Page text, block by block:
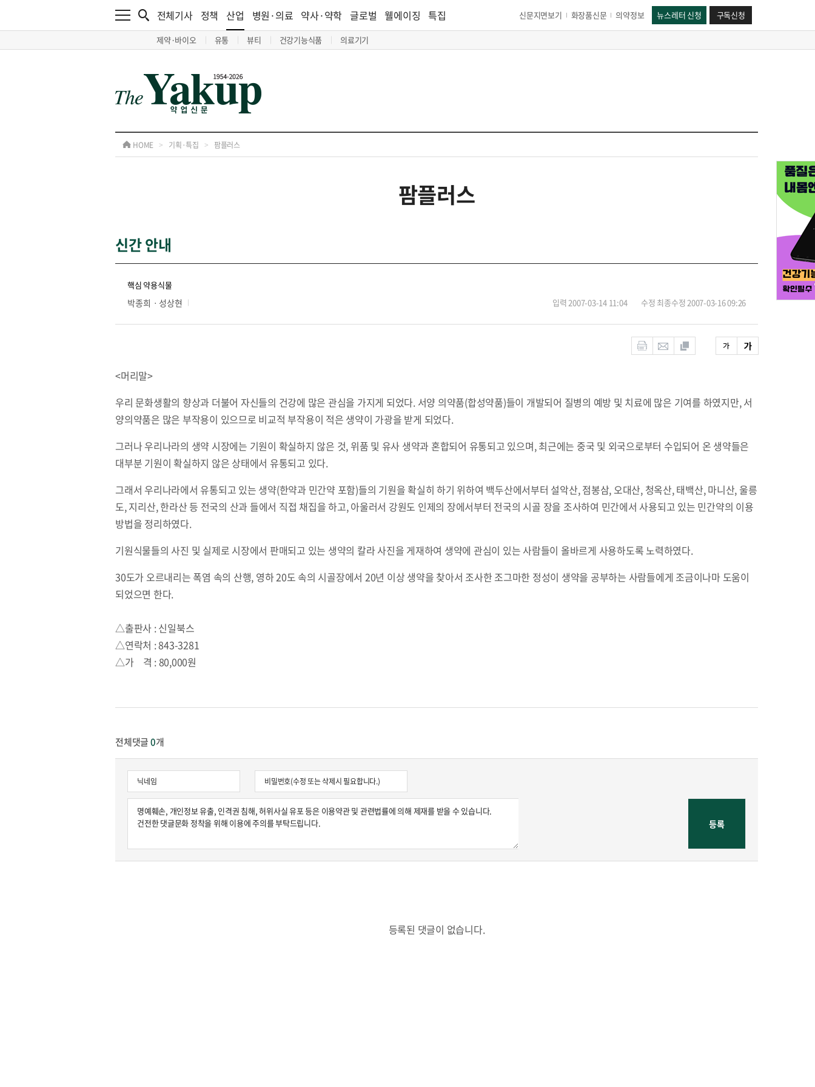
전체기사 정책 산업
제약·바이오 유통 뷰티 건강기능식품 의료기기
병원·의료 약사·약학 글로벌 웰에이징 특집 신문지면보기 화장품신문 의약정보 뉴스레터 신청 구독신청
HOME > 기획·특집 > 팜플러스
팜플러스
신간 안내
핵심 약용식물
박종희ㆍ성상현 입력 2007-03-14 11:04 수정 최종수정 2007-03-16 09:26
<머리말>
우리 문화생활의 향상과 더불어 자신들의 건강에 많은 관심을 가지게 되었다. 서양 의약품(합성약품)들이 개발되어 질병의 예방 및 치료에 많은 기여를 하였지만, 서
양의약품은 많은 부작용이 있으므로 비교적 부작용이 적은 생약이 가광을 받게 되었다.
그러나 우리나라의 생약 시장에는 기원이 확실하지 않은 것, 위품 및 유사 생약과 혼합되어 유통되고 있으며, 최근에는 중국 및 외국으로부터 수입되어 온 생약들은
대부분 기원이 확실하지 않은 상태에서 유통되고 있다.
그래서 우리나라에서 유통되고 있는 생약(한약과 민간약 포함)들의 기원을 확실히 하기 위하여 백두산에서부터 설악산, 점봉삼, 오대산, 청옥산, 태백산, 마니산, 울릉
도, 지리산, 한라산 등 전국의 산과 들에서 직접 채집을 하고, 아울러서 강원도 인제의 장에서부터 전국의 시골 장을 조사하여 민간에서 사용되고 있는 민간약의 이용
방법을 정리하였다.
기원식물들의 사진 및 실제로 시장에서 판매되고 있는 생약의 칼라 사진을 게재하여 생약에 관심이 있는 사람들이 올바르게 사용하도록 노력하였다.
30도가 오르내리는 폭염 속의 산행, 영하 20도 속의 시골장에서 20년 이상 생약을 찾아서 조사한 조그마한 정성이 생약을 공부하는 사람들에게 조금이나마 도움이
되었으면 한다.
△출판사 : 신일북스
△연락처 : 843-3281
△가 격 : 80,000원
전체댓글0개
등록된 댓글이 없습니다.